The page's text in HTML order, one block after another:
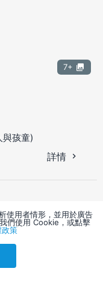
7+
孩童)
詳情
會員訂購
使用者情形，並用於廣告
們使用 Cookie，或點擊
政策